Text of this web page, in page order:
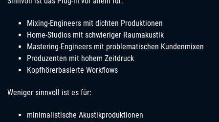
Mixing-Engineers mit dichten Produktionen
Home-Studios mit schwieriger Raumakustik
Mastering-Engineers mit problematischen Kundenmixen
Produzenten mit hohem Zeitdruck
Kopfhörerbasierte Workflows
Weniger sinnvoll ist es für:
minimalistische Akustikproduktionen